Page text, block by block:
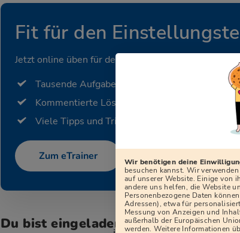
Fit für den
Jetzt online üben für deinen Beruf.
Tausende Aufgaben
Kommentierte Lösungen
Viele Tipps und Tricks
Zum eTrainer
Du bist eingeladen zum
Wir benötigen deine
besuchen kannst. Wir
auf unserer Website. Einige von
andere uns helfen, die Website
Personenbezogene Daten
Adressen), etwa für
Messung von Anzeigen und
außerhalb der Europäischen
werden. Weitere Informationen